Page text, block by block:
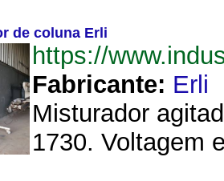
de coluna Erli
https://
Fabricante: Erli
Misturador
1730. Voltagem